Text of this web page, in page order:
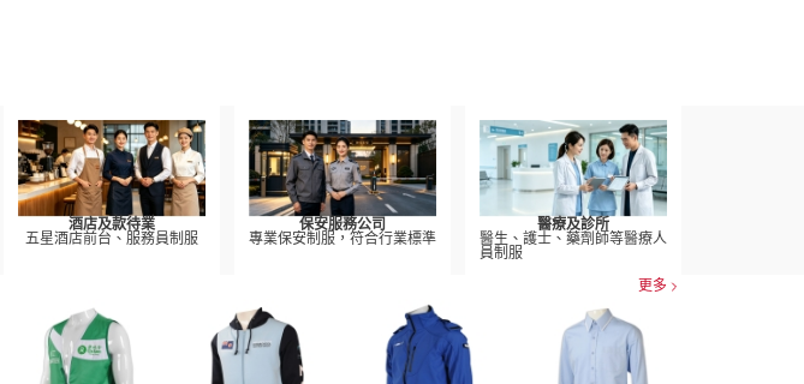
酒店及款待業
五星酒店前台、服務員制服
保安服務公司
專業保安制服，符合行業標準
醫療及診所
醫生、護士、藥劑師等醫療人
員制服
更多